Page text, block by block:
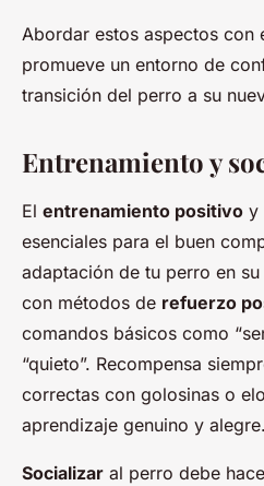
Abordar estos aspectos con
promueve un entorno de
transición del perro a su
Entrenamiento y
El entrenamiento positivo y
esenciales para el buen
adaptación de tu perro en
con métodos de refuerzo
comandos básicos como
“quieto”. Recompensa
correctas con golosinas o
aprendizaje genuino y alegre.
Socializar al perro debe